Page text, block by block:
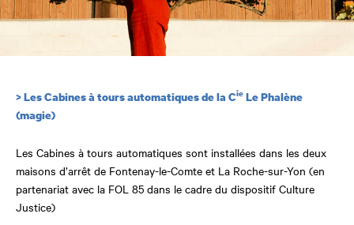
> Les Cabines à tours automatiques de la Cie Le Phalène
(magie)
Les Cabines à tours automatiques sont installées dans les deux
maisons d’arrêt de Fontenay-le-Comte et La Roche-sur-Yon (en
partenariat avec la FOL 85 dans le cadre du dispositif Culture
Justice)